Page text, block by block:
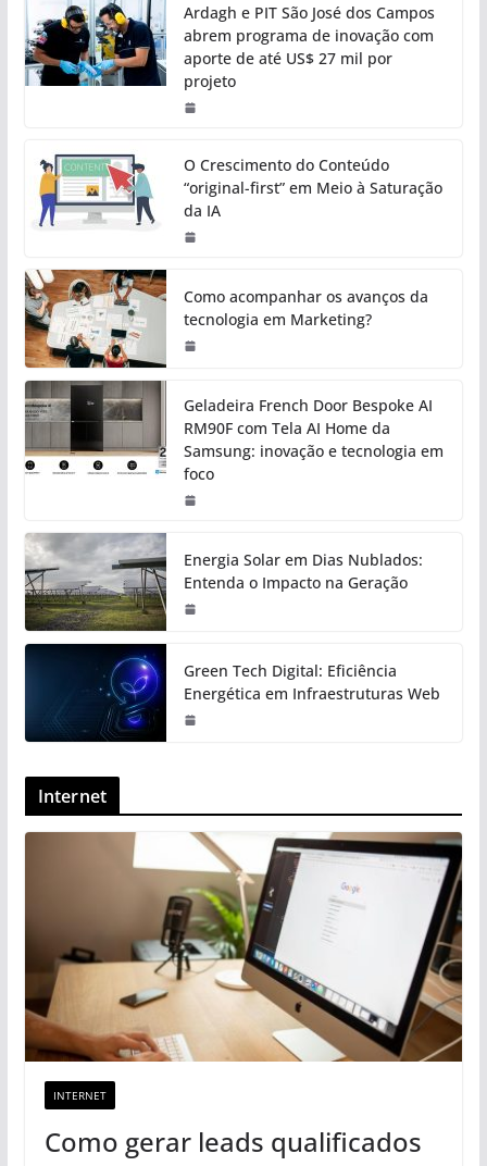
Ardagh e PIT São José dos Campos
abrem programa de inovação com
aporte de até US$ 27 mil por
projeto
O Crescimento do Conteúdo
“original-first” em Meio à Saturação
da IA
Como acompanhar os avanços da
tecnologia em Marketing?
Geladeira French Door Bespoke AI
RM90F com Tela AI Home da
Samsung: inovação e tecnologia em
foco
Energia Solar em Dias Nublados:
Entenda o Impacto na Geração
Green Tech Digital: Eficiência
Energética em Infraestruturas Web
Internet
INTERNET
Como gerar leads qualificados